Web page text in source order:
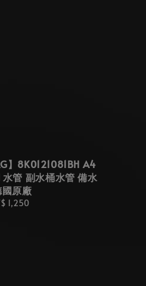
】8K0121081BH A4
管 副水桶水管 備水
原廠
1,250